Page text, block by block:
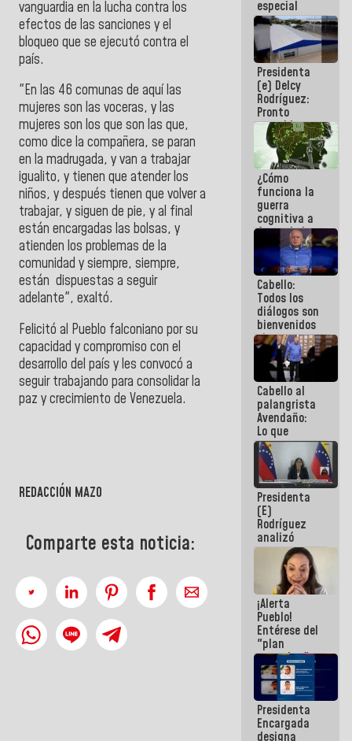
vanguardia en la lucha contra los
efectos de las sanciones y el
bloqueo que se ejecutó contra el
país.
"En las 46 comunas de aquí las
mujeres son las voceras, y las
mujeres son los que son las que,
como dice la compañera, se paran
en la madrugada, y van a trabajar
igualito, y tienen que atender los
niños, y después tienen que volver a
trabajar, y siguen de pie, y al final
están encargadas las bolsas, y
atienden los problemas de la
comunidad y siempre, siempre,
están dispuestas a seguir
adelante", exaltó.
Felicitó al Pueblo falconiano por su
capacidad y compromiso con el
desarrollo del país y les convocó a
seguir trabajando para consolidar la
paz y crecimiento de Venezuela.
REDACCIÓN MAZO
Comparte esta noticia:
especial
para
adaptarse
al plan de
ahorro
energético
Presidenta
(e) Delcy
Rodríguez:
Pronto
restableceremos
las
operaciones
en el
Aeropuerto
Internacional
de
Maiquetía
¿Cómo
funciona la
guerra
cognitiva a
favor de la
narrativa
hegemónica?
(1)
Cabello:
Todos los
diálogos son
bienvenidos
siempre que
estén en el
marco de la
Constitución
de la
República
Cabello al
palangrista
Avendaño:
Lo que
vayas a
escribir
hazlo hoy
por que no
sabemos si
la semana
que viene
hay
programa
Presidenta
(E)
Rodríguez
analizó
junto a
gobernadores
planes de
recuperación
del Sistema
Eléctrico
Nacional
¡Alerta
Pueblo!
Entérese del
"plan
enjambre"
de La Sayo
para
sabotear el
diálogo y
promover el
Presidenta
Encargada
designa